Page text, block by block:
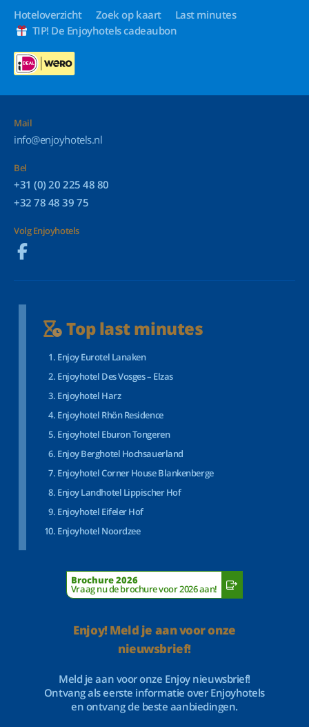
Hoteloverzicht Zoek op kaart
Last minutes
TIP! De Enjoyhotels cadeaubon
Mail
info@enjoyhotels.nl
Bel
+31 (0) 20 225 48 80
+32 78 48 39 75
Volg Enjoyhotels
Top last minutes
Enjoy Eurotel Lanaken
Enjoyhotel Des Vosges – Elzas
Enjoyhotel Harz
Enjoyhotel Rhön Residence
Enjoyhotel Eburon Tongeren
Enjoy Berghotel Hochsauerland
Enjoyhotel Corner House Blankenberge
Enjoy Landhotel Lippischer Hof
Enjoyhotel Eifeler Hof
Enjoyhotel Noordzee
Brochure 2026
Vraag nu de brochure voor 2026 aan!
Enjoy! Meld je aan voor onze
nieuwsbrief!
Meld je aan voor onze Enjoy nieuwsbrief!
Ontvang als eerste informatie over Enjoyhotels
en ontvang de beste aanbiedingen.